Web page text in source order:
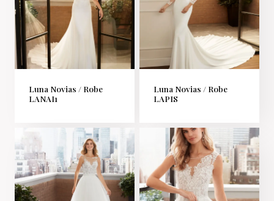
Luna Novias / Robe
LANAI1
Luna Novias / Robe
LAPIS